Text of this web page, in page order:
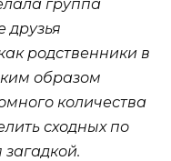
группа
друзья
родственники в
образом
количества
сходных по
загадкой.